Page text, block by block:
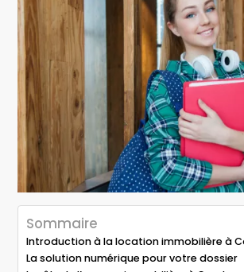
Sommaire
Introduction à la location immobilière à
La solution numérique pour votre dossier